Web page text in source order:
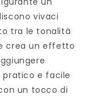
vivaci
tra le tonalità
crea un effetto
pratico e facile
un tocco di